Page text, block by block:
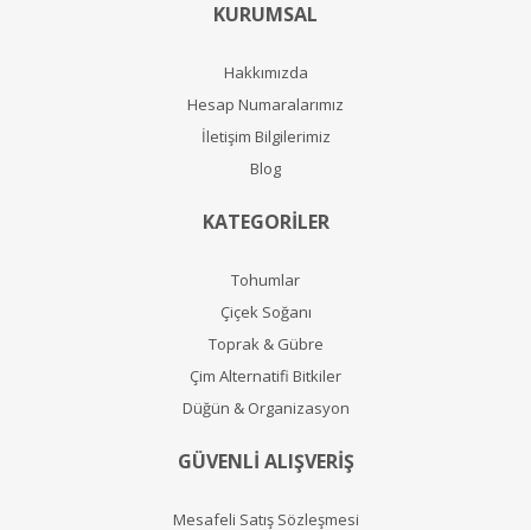
KURUMSAL
Hakkımızda
Hesap Numaralarımız
İletişim Bilgilerimiz
Blog
KATEGORİLER
Tohumlar
Çiçek Soğanı
Toprak & Gübre
Çim Alternatifi Bitkiler
Düğün & Organizasyon
GÜVENLİ ALIŞVERİŞ
Mesafeli Satış Sözleşmesi